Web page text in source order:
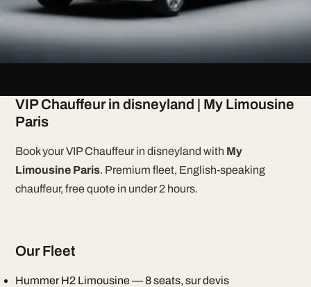
VIP Chauffeur in disneyland | My Limousine
Paris
Book your VIP Chauffeur in disneyland with My
Limousine Paris. Premium fleet, English-speaking
chauffeur, free quote in under 2 hours.
Our Fleet
Hummer H2 Limousine — 8 seats, sur devis